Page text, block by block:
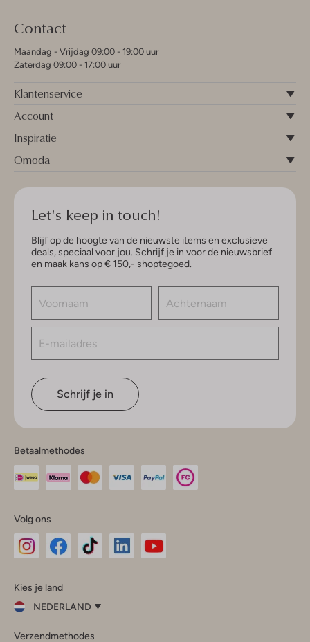
Contact
Maandag - Vrijdag 09:00 - 19:00 uur
Zaterdag 09:00 - 17:00 uur
Klantenservice
Account
Inspiratie
Omoda
Let's keep in touch!
Blijf op de hoogte van de nieuwste items en exclusieve
deals, speciaal voor jou. Schrijf je in voor de nieuwsbrief
en maak kans op € 150,- shoptegoed.
Schrijf je in
Betaalmethodes
Volg ons
InstagramFacebook
Kies je land
NEDERLAND
je
Verzendmethodes